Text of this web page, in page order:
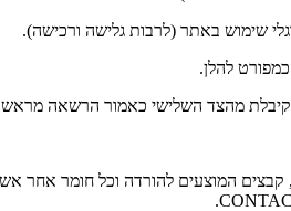
המוצעים להורדה וכל חומר אחר אשר
.